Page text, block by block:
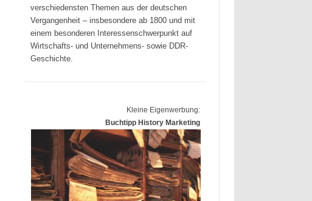
verschiedensten Themen aus der deutschen
Vergangenheit – insbesondere ab 1800 und mit
einem besonderen Interessenschwerpunkt auf
Wirtschafts- und Unternehmens- sowie DDR-
Geschichte.
Kleine Eigenwerbung:
Buchtipp History Marketing